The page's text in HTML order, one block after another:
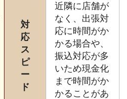
対
応
ス
ピ
ー
ド
近隣に店舗が
なく、出張対
応に時間がか
かる場合や、
振込対応が多
いため現金化
まで時間がか
かることがあ